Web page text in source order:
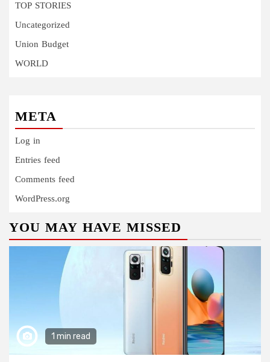
TOP STORIES
Uncategorized
Union Budget
WORLD
META
Log in
Entries feed
Comments feed
WordPress.org
YOU MAY HAVE MISSED
1 min read